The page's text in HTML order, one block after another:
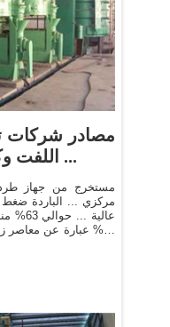
مصادر شركات
اللفت وكندا زيت بذر اللفت ...
مركزي ... الباردة
عالية